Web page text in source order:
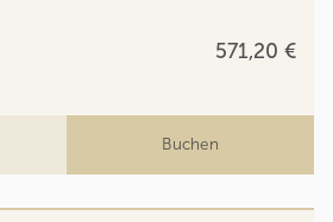
571,20 €
Buchen